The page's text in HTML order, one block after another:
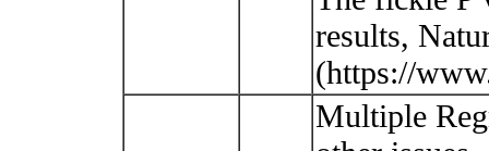
results,
(https://
Multiple